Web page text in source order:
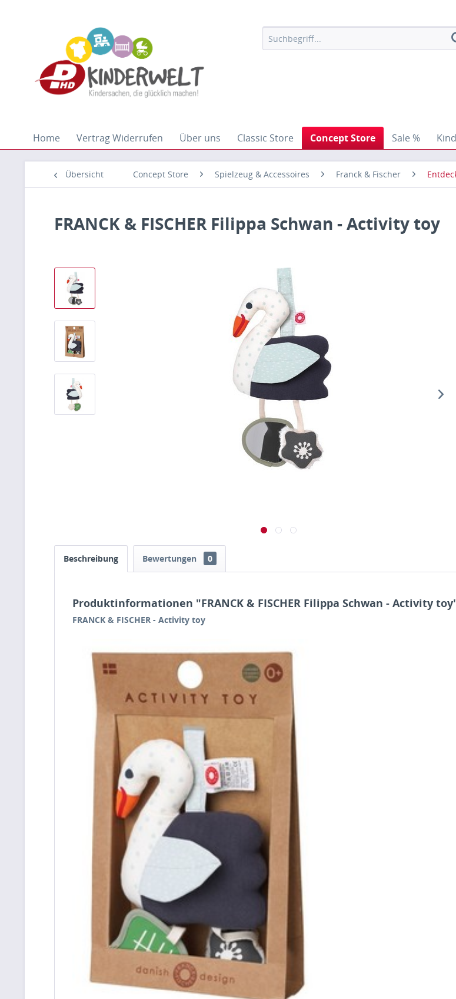
Home Vertrag Widerrufen Über uns Classic Store Concept Store Sale %
Übersicht Concept Store Spielzeug & Accessoires Franck & Fischer
FRANCK & FISCHER Filippa Schwan - Activity toy
Beschreibung Bewertungen 0
Produktinformationen "FRANCK & FISCHER Filippa Schwan - Activity
FRANCK & FISCHER - Activity toy